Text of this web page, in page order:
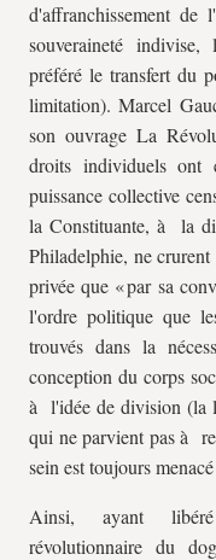
d'affranchissement de
souveraineté
préféré le transfert du
limitation). Marcel
son ouvrage La
droits individuels ont
puissance collective
la Constituante, à la
Philadelphie, ne
privée que « par sa
l'ordre politique que
trouvés dans la
conception du corps
à l'idée de division (la
qui ne parvient pas à
sein est toujours
Ainsi, ayant libéré
révolutionnaire du